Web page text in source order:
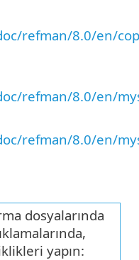
refman/8.0/en/
refman/8.0/en/
refman/8.0/en/
dosyalarında
yapın: